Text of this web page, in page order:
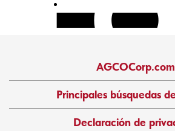
AGCOCorp.com
Principales búsquedas
Declaración de